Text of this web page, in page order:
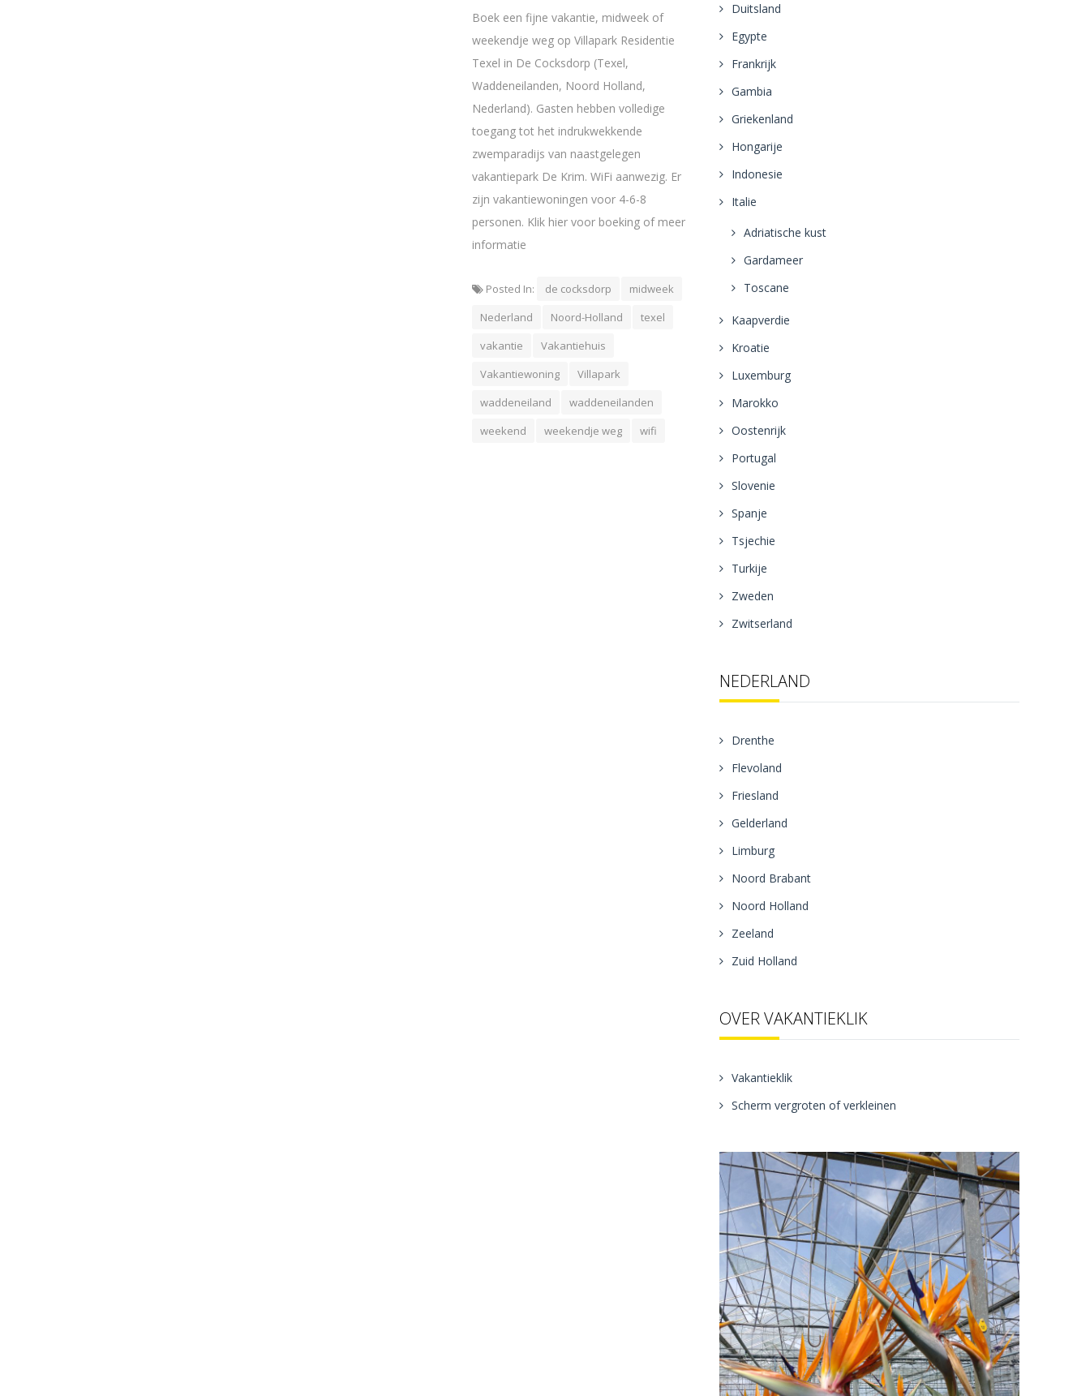
Boek een fijne vakantie, midweek of
weekendje weg op Villapark Residentie
Texel in De Cocksdorp (Texel,
Waddeneilanden, Noord Holland,
Nederland). Gasten hebben volledige
toegang tot het indrukwekkende
zwemparadijs van naastgelegen
vakantiepark De Krim. WiFi aanwezig. Er
zijn vakantiewoningen voor 4-6-8
personen. Klik hier voor boeking of meer
informatie
Posted In: de cocksdorp
midweek
Nederland
Noord-Holland
texel
vakantie
Vakantiehuis
Vakantiewoning
Villapark
waddeneiland
waddeneilanden
weekend
weekendje weg wifi
Duitsland
Egypte
Frankrijk
Gambia
Griekenland
Hongarije
Indonesie
Italie
Adriatische kust
Gardameer
Toscane
Kaapverdie
Kroatie
Luxemburg
Marokko
Oostenrijk
Portugal
Slovenie
Spanje
Tsjechie
Turkije
Zweden
Zwitserland
NEDERLAND
Drenthe
Flevoland
Friesland
Gelderland
Limburg
Noord Brabant
Noord Holland
Zeeland
Zuid Holland
OVER VAKANTIEKLIK
Vakantieklik
Scherm vergroten of verkleinen